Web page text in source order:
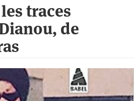
traces
de